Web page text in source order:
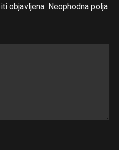
objavljena. Neophodna polja